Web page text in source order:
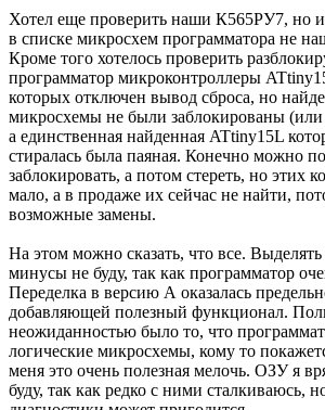
Хотел еще проверить наши К565РУ7, но
в списке микросхем программатора не
Кроме того хотелось проверить
программатор микроконтроллеры
которых отключен вывод сброса, но
микросхемы не были заблокированы (или
а единственная найденная ATtiny15L
стиралась была паяная. Конечно можно
заблокировать, а потом стереть, но этих
мало, а в продаже их сейчас не найти,
возможные замены.
На этом можно сказать, что все.
минусы не буду, так как программатор
Переделка в версию А оказалась
добавляющей полезный функционал.
неожиданностью было то, что
логические микросхемы, кому то
меня это очень полезная мелочь. ОЗУ я
буду, так как редко с ними сталкиваюсь,